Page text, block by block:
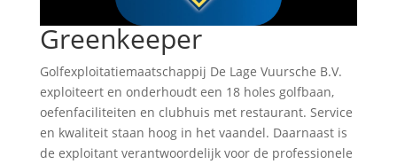
Greenkeeper
Golfexploitatiemaatschappij De Lage Vuursche B.V.
exploiteert en onderhoudt een 18 holes golfbaan,
oefenfaciliteiten en clubhuis met restaurant. Service
en kwaliteit staan hoog in het vaandel. Daarnaast is
de exploitant verantwoordelijk voor de professionele